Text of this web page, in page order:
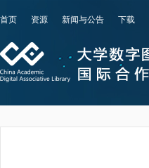
首页 资源 新闻与公告 下载